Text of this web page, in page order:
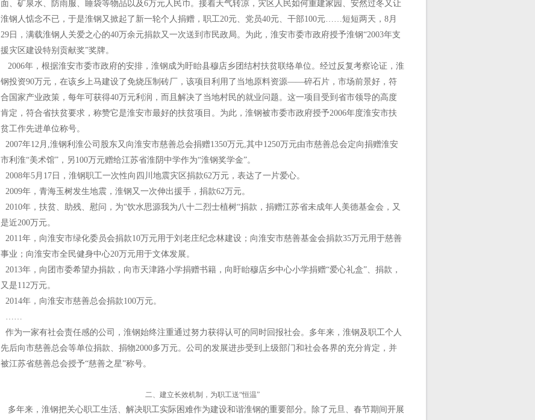
面、矿泉水、防雨服、睡袋等物品以及6万元人民币。接着天气转凉，灾区人民如何重建家园、安然过冬又让
淮钢人惦念不已，于是淮钢又掀起了新一轮个人捐赠，职工20元、党员40元、干部100元……短短两天，8月
29日，满载淮钢人关爱之心的40万余元捐款又一次送到市民政局。为此，淮安市委市政府授予淮钢“2003年支
援灾区建设特别贡献奖”奖牌。
2006年，根据淮安市委市政府的安排，淮钢成为盱眙县穆店乡团结村扶贫联络单位。经过反复考察论证，淮
钢投资90万元，在该乡上马建设了免烧压制砖厂，该项目利用了当地原料资源——碎石片，市场前景好，符
合国家产业政策，每年可获得40万元利润，而且解决了当地村民的就业问题。这一项目受到省市领导的高度
肯定，符合省扶贫要求，称赞它是淮安市最好的扶贫项目。为此，淮钢被市委市政府授予2006年度淮安市扶
贫工作先进单位称号。
2007年12月,淮钢利淮公司股东又向淮安市慈善总会捐赠1350万元,其中1250万元由市慈善总会定向捐赠淮安
市利淮“美术馆”，另100万元赠给江苏省淮阴中学作为“淮钢奖学金”。
2008年5月17日，淮钢职工一次性向四川地震灾区捐款62万元，表达了一片爱心。
2009年，青海玉树发生地震，淮钢又一次伸出援手，捐款62万元。
2010年，扶贫、助残、慰问，为“饮水思源我为八十二烈士植树“捐款，捐赠江苏省未成年人美德基金会，又
是近200万元。
2011年，向淮安市绿化委员会捐款10万元用于刘老庄纪念林建设；向淮安市慈善基金会捐款35万元用于慈善
事业；向淮安市全民健身中心20万元用于文体发展。
2013年，向团市委希望办捐款，向市天津路小学捐赠书籍，向盱眙穆店乡中心小学捐赠“爱心礼盒”、捐款，
又是112万元。
2014年，向淮安市慈善总会捐款100万元。
……
作为一家有社会责任感的公司，淮钢始终注重通过努力获得认可的同时回报社会。多年来，淮钢及职工个人
先后向市慈善总会等单位捐款、捐物2000多万元。公司的发展进步受到上级部门和社会各界的充分肯定，并
被江苏省慈善总会授予“慈善之星”称号。
二、建立长效机制，为职工送“恒温”
多年来，淮钢把关心职工生活、解决职工实际困难作为建设和谐淮钢的重要部分。除了元旦、春节期间开展